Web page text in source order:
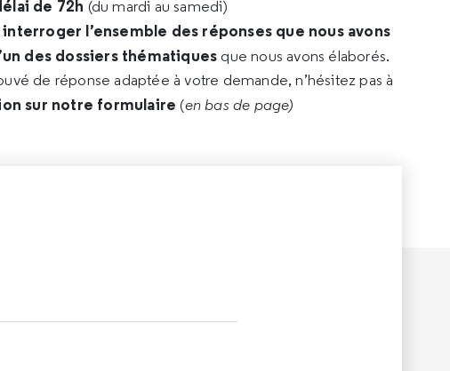
de 72h (du mardi au samedi)
interroger l’ensemble des réponses que nous avons
des dossiers thématiques que nous avons élaborés.
de réponse adaptée à votre demande, n’hésitez pas à
sur notre formulaire (en bas de page)